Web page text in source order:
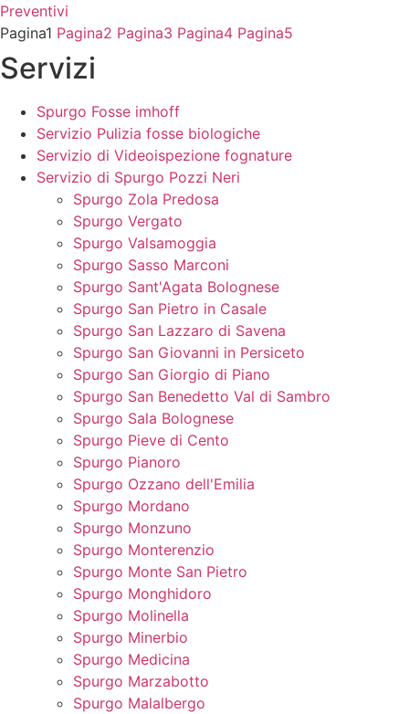
Preventivi
Pagina1 Pagina2 Pagina3 Pagina4 Pagina5
Servizi
Spurgo Fosse imhoff
Servizio Pulizia fosse biologiche
Servizio di Videoispezione fognature
Servizio di Spurgo Pozzi Neri
Spurgo Zola Predosa
Spurgo Vergato
Spurgo Valsamoggia
Spurgo Sasso Marconi
Spurgo Sant'Agata Bolognese
Spurgo San Pietro in Casale
Spurgo San Lazzaro di Savena
Spurgo San Giovanni in Persiceto
Spurgo San Giorgio di Piano
Spurgo San Benedetto Val di Sambro
Spurgo Sala Bolognese
Spurgo Pieve di Cento
Spurgo Pianoro
Spurgo Ozzano dell'Emilia
Spurgo Mordano
Spurgo Monzuno
Spurgo Monterenzio
Spurgo Monte San Pietro
Spurgo Monghidoro
Spurgo Molinella
Spurgo Minerbio
Spurgo Medicina
Spurgo Marzabotto
Spurgo Malalbergo